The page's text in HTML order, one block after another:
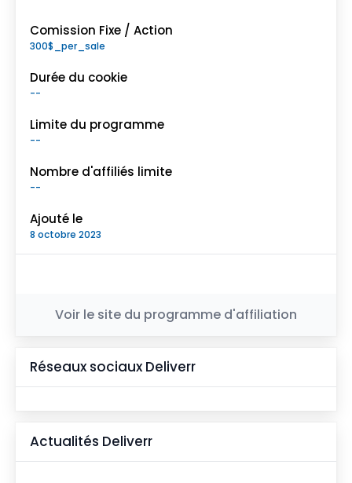
Comission Fixe / Action
300$_per_sale
Durée du cookie
--
Limite du programme
--
Nombre d'affiliés limite
--
Ajouté le
8 octobre 2023
Voir le site du programme d'affiliation
Réseaux sociaux Deliverr
Actualités Deliverr